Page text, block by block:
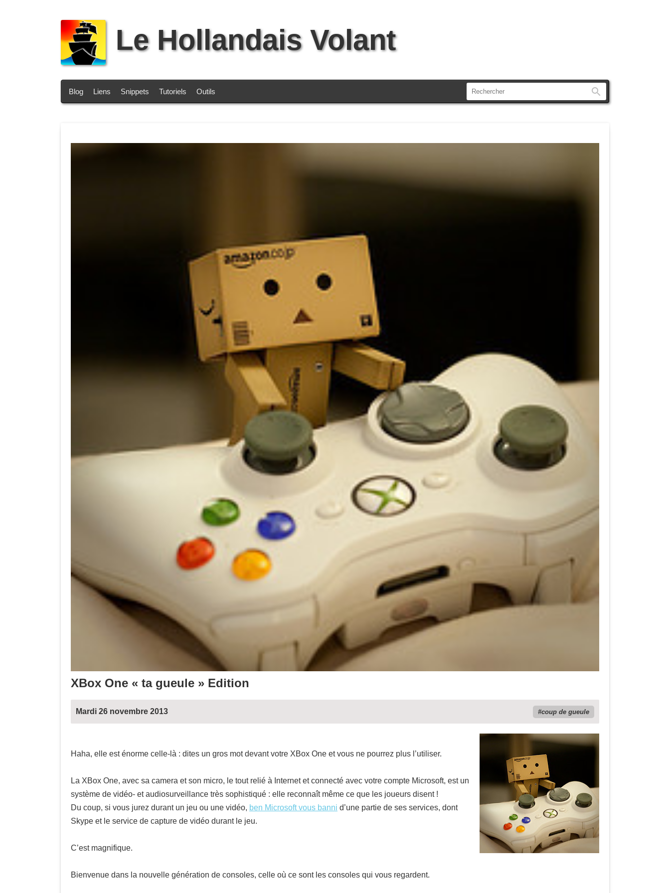
Le Hollandais Volant
Blog Liens Snippets Tutoriels Outils
XBox One « ta gueule » Edition
Mardi 26 novembre 2013 coup de gueule
Haha, elle est énorme celle-là : dites un gros mot devant votre XBox One et vous ne pourrez plus l’utiliser.
La XBox One, avec sa camera et son micro, le tout relié à Internet et connecté avec votre compte Microsoft, est un
système de vidéo- et audiosurveillance très sophistiqué : elle reconnaît même ce que les joueurs disent !
Du coup, si vous jurez durant un jeu ou une vidéo, ben Microsoft vous banni d’une partie de ses services, dont
Skype et le service de capture de vidéo durant le jeu.
C’est magnifique.
Bienvenue dans la nouvelle génération de consoles, celle où ce sont les consoles qui vous regardent.